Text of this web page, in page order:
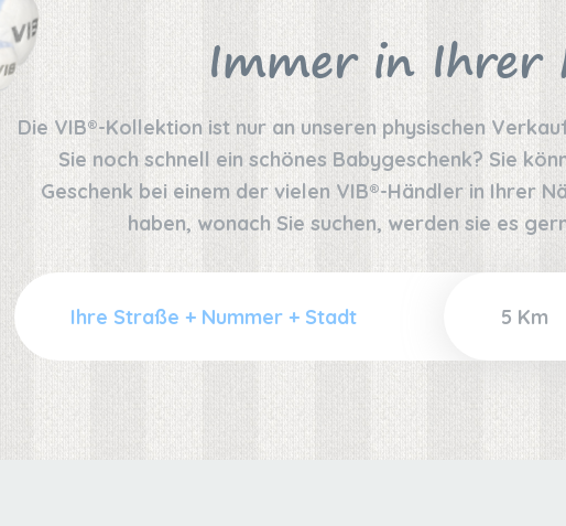
Immer in Ihrer
Die VIB®-Kollektion ist nur an unseren physischen
Sie noch schnell ein schönes Babygeschenk? Sie
Geschenk bei einem der vielen VIB®-Händler in Ihrer
haben, wonach Sie suchen, werden sie es